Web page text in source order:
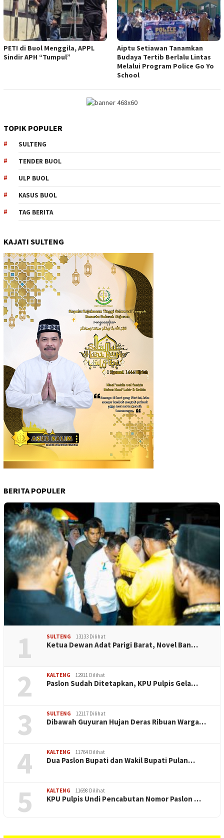
PETI di Buol Menggila, APPL
Sindir APH “Tumpul”
Aiptu Setiawan Tanamkan
Budaya Tertib Berlalu Lintas
Melalui Program Police Go Yo
School
TOPIK POPULER
SULTENG
TENDER BUOL
ULP BUOL
KASUS BUOL
TAG BERITA
KAJATI SULTENG
BERITA POPULER
1 SULTENG 13133 Dilihat
Ketua Dewan Adat Parigi Barat, Novel Ban…
2 KALTENG 12911 Dilihat
Paslon Sudah Ditetapkan, KPU Pulpis Gela…
3 SULTENG 12117 Dilihat
Dibawah Guyuran Hujan Deras Ribuan Warga…
4 KALTENG 11764 Dilihat
Dua Paslon Bupati dan Wakil Bupati Pulan…
5 KALTENG 11698 Dilihat
KPU Pulpis Undi Pencabutan Nomor Paslon …